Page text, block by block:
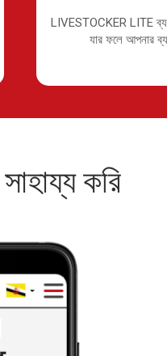
LIVESTOCKER LITE
যার ফলে আপনার
করি